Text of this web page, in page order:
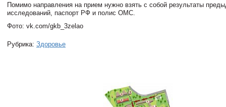
Помимо направления на прием нужно взять с собой результаты
исследований, паспорт РФ и полис ОМС.
Фото: vk.com/gkb_3zelao
Рубрика: Здоровье